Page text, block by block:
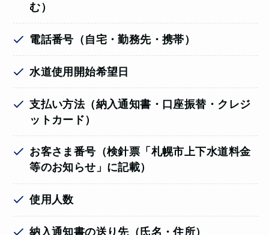
む）
電話番号（自宅・勤務先・携帯）
水道使用開始希望日
支払い方法（納入通知書・口座振替・クレジ
ットカード）
お客さま番号（検針票「札幌市上下水道料金
等のお知らせ」 に記載）
使用人数
納入通知書の送り先（氏名・住所）